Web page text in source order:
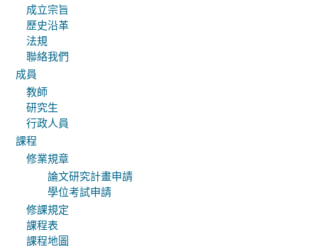
成立宗旨
歷史沿革
法規
聯絡我們
成員
教師
研究生
行政人員
課程
修業規章
論文研究計畫申請
學位考試申請
修課規定
課程表
課程地圖